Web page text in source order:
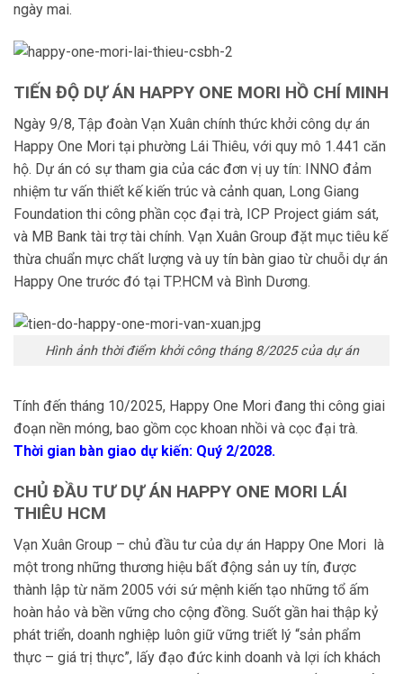
ngày mai.
TIẾN ĐỘ DỰ ÁN HAPPY ONE MORI HỒ CHÍ MINH
Ngày 9/8, Tập đoàn Vạn Xuân chính thức khởi công dự án
Happy One Mori tại phường Lái Thiêu, với quy mô 1.441 căn
hộ. Dự án có sự tham gia của các đơn vị uy tín: INNO đảm
nhiệm tư vấn thiết kế kiến trúc và cảnh quan, Long Giang
Foundation thi công phần cọc đại trà, ICP Project giám sát,
và MB Bank tài trợ tài chính. Vạn Xuân Group đặt mục tiêu kế
thừa chuẩn mực chất lượng và uy tín bàn giao từ chuỗi dự án
Happy One trước đó tại TP.HCM và Bình Dương.
Hình ảnh thời điểm khởi công tháng 8/2025 của dự án
Tính đến tháng 10/2025, Happy One Mori đang thi công giai
đoạn nền móng, bao gồm cọc khoan nhồi và cọc đại trà.
Thời gian bàn giao dự kiến: Quý 2/2028.
CHỦ ĐẦU TƯ DỰ ÁN HAPPY ONE MORI LÁI
THIÊU HCM
Vạn Xuân Group – chủ đầu tư của dự án Happy One Mori là
một trong những thương hiệu bất động sản uy tín, được
thành lập từ năm 2005 với sứ mệnh kiến tạo những tổ ấm
hoàn hảo và bền vững cho cộng đồng. Suốt gần hai thập kỷ
phát triển, doanh nghiệp luôn giữ vững triết lý “sản phẩm
thực – giá trị thực”, lấy đạo đức kinh doanh và lợi ích khách